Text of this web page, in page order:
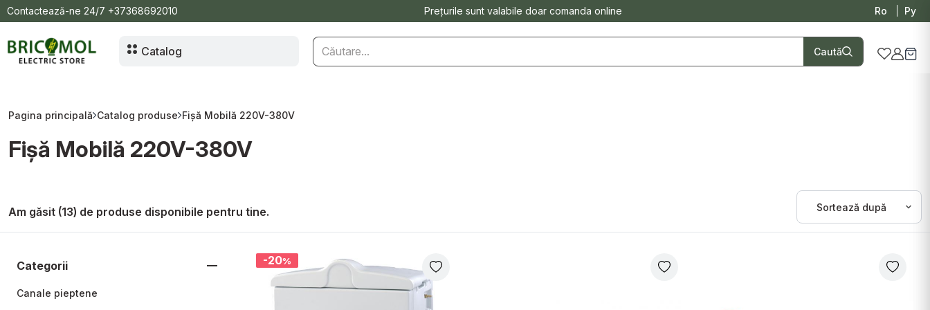
Contactează-ne 24/7 +37368692010 Prețurile sunt valabile doar comanda online Ro Ру
Catalog Caută
Pagina principală Catalog produse Fișă Mobilă 220V-380V
Fișă Mobilă 220V-380V
Am găsit (13) de produse disponibile pentru tine.
Categorii
Doze-cutii de distribuție
Doze
Panou-cutie pentru automate
Panou ABS IP65
Tuburi rigide PVC
Canal cablu
Canale pieptene
-20%